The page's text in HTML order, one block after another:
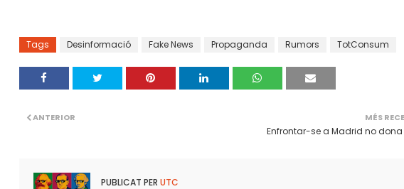
Tags Desinformació Fake News Propaganda Rumors TotConsum
MÉS
Enfrontar-se a Madrid no dona
ANTERIOR
PUBLICAT PER UTC